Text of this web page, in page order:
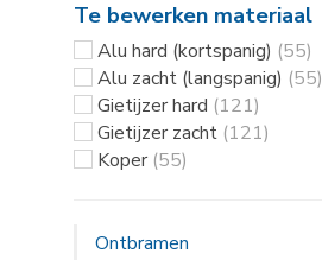
Te bewerken materiaal
Alu hard (kortspanig) (55)
Alu zacht (langspanig) (55)
Gietijzer hard (121)
Gietijzer zacht (121)
Koper (55)
Ontbramen